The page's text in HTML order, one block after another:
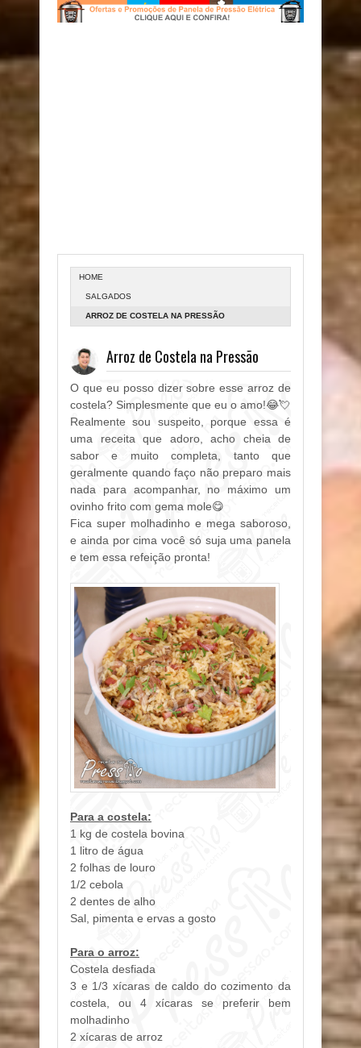
HOME
SALGADOS
ARROZ DE COSTELA NA PRESSÃO
Arroz de Costela na Pressão
O que eu posso dizer sobre esse arroz de
costela? Simplesmente que eu o amo!😂💘
Realmente sou suspeito, porque essa é
uma receita que adoro, acho cheia de
sabor e muito completa, tanto que
geralmente quando faço não preparo mais
nada para acompanhar, no máximo um
ovinho frito com gema mole😋
Fica super molhadinho e mega saboroso,
e ainda por cima você só suja uma panela
e tem essa refeição pronta!
Para a costela:
1 kg de costela bovina
1 litro de água
2 folhas de louro
1/2 cebola
2 dentes de alho
Sal, pimenta e ervas a gosto
Para o arroz:
Costela desfiada
3 e 1/3 xícaras de caldo do cozimento da
costela, ou 4 xícaras se preferir bem
molhadinho
2 xícaras de arroz